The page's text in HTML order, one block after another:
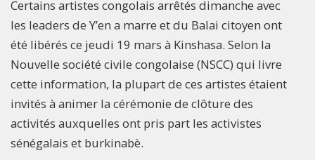
Certains artistes congolais arrêtés dimanche avec
les leaders de Y’en a marre et du Balai citoyen ont
été libérés ce jeudi 19 mars à Kinshasa. Selon la
Nouvelle société civile congolaise (NSCC) qui livre
cette information, la plupart de ces artistes étaient
invités à animer la cérémonie de clôture des
activités auxquelles ont pris part les activistes
sénégalais et burkinabè.